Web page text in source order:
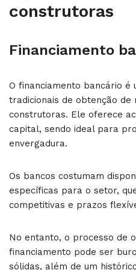
construtoras
Financiamento
O financiamento bancário é
tradicionais de obtenção
construtoras. Ele oferece
capital, sendo ideal para
envergadura.
Os bancos costumam
específicas para o setor,
competitivas e prazos
No entanto, o processo de
financiamento pode ser
sólidas, além de um